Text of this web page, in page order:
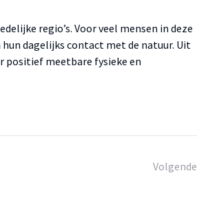
regio’s. Voor veel mensen in deze
dagelijks contact met de natuur. Uit
positief meetbare fysieke en
Volgende